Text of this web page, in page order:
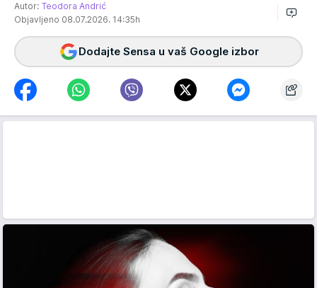
Autor: Teodora Andrić
Objavljeno 08.07.2026. 14:35h
Dodajte Sensa u vaš Google izbor